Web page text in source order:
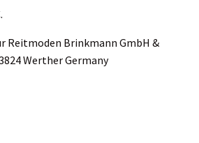
Reitmoden Brinkmann GmbH &
Werther Germany